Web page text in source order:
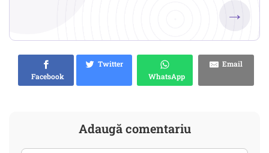
→
Facebook
Twitter
WhatsApp
Email
Adaugă comentariu